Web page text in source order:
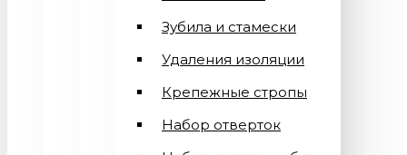
Зубила и стамески
Удаления изоляции
Крепежные стропы
Набор отверток